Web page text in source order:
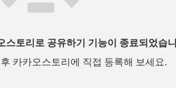
스토리로 공유하기 기능이 종료되었습
카카오스토리에 직접 등록해 보세요.